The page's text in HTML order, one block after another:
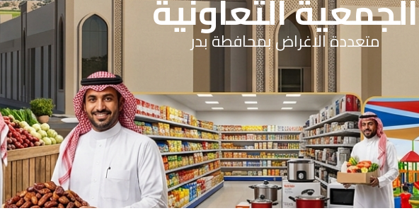
متعددة الاغراض بمحافطة بدر